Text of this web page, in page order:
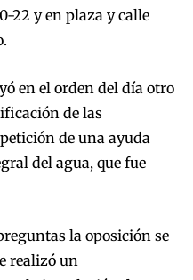
22 y en plaza y calle
en el orden del día otro
de las
de una ayuda
del agua, que fue
la oposición se
realizó un